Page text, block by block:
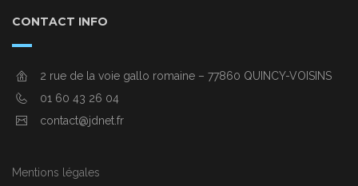
CONTACT INFO
2 rue de la voie gallo romaine – 77860 QUINCY-VOISINS
01 60 43 26 04
contact@jdnet.fr
Mentions légales